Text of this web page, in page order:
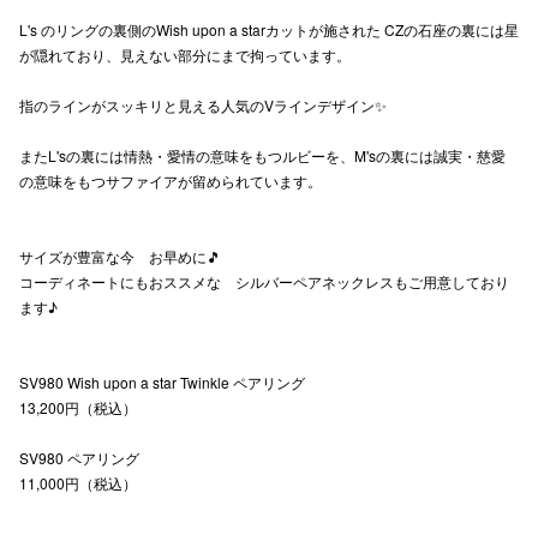
L's のリングの裏側のWish upon a starカットが施された CZの石座の裏には星
が隠れており、見えない部分にまで拘っています。
指のラインがスッキリと見える人気のVラインデザイン✨
またL'sの裏には情熱・愛情の意味をもつルビーを、M'sの裏には誠実・慈愛
の意味をもつサファイアが留められています。
サイズが豊富な今 お早めに🎵
コーディネートにもおススメな シルバーペアネックレスもご用意しており
ます♪
SV980 Wish upon a star Twinkle ペアリング
13,200円（税込）
SV980 ペアリング
11,000円（税込）
新百合丘